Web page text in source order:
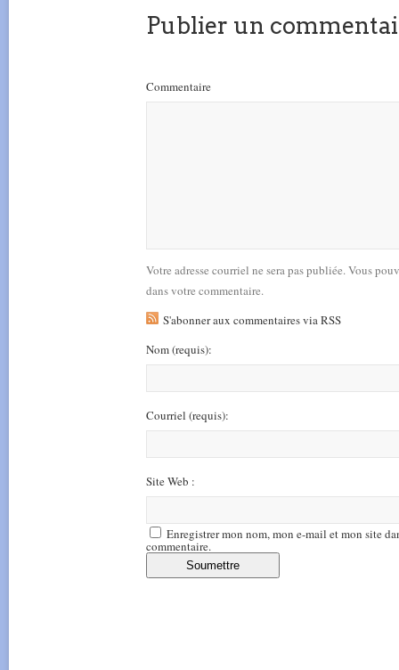
Publier un
Commentaire
Votre adresse courriel ne sera pas publiée. Vous
dans votre commentaire.
S'abonner aux commentaires via RSS
Nom(requis):
Courriel (requis):
Site Web :
Enregistrer mon nom, mon e-mail et mon site
commentaire.